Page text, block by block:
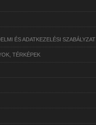
ÉS ADATKEZELÉSI SZABÁLYZAT
TÉRKÉPEK